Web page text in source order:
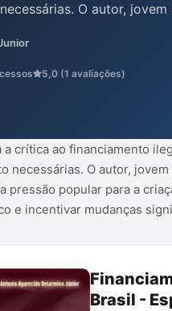
O autor,
popular para a
inovadora, a obra
5,0 (1 avaliações)
a crítica ao financiamento
necessárias. O autor,
pressão popular para a
e incentivar mudanças
Brasil -